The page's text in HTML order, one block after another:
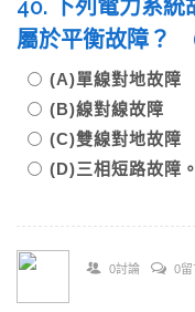
40. 下列電力系統
屬於平衡故障？
(A)單線對地故障
(B)線對線故障
(C)雙線對地故障
(D)三相短路故障。
0討論 0留